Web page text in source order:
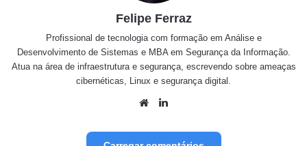
Felipe Ferraz
Profissional de tecnologia com formação em Análise e
Desenvolvimento de Sistemas e MBA em Segurança da Informação.
Atua na área de infraestrutura e segurança, escrevendo sobre ameaças
cibernéticas, Linux e segurança digital.
Website